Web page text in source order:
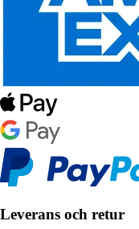
Leverans och retur